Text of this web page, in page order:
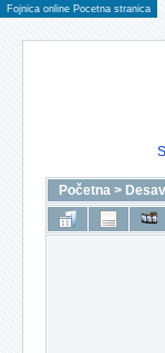
Fojnica online Pocetna stranica
Početna >